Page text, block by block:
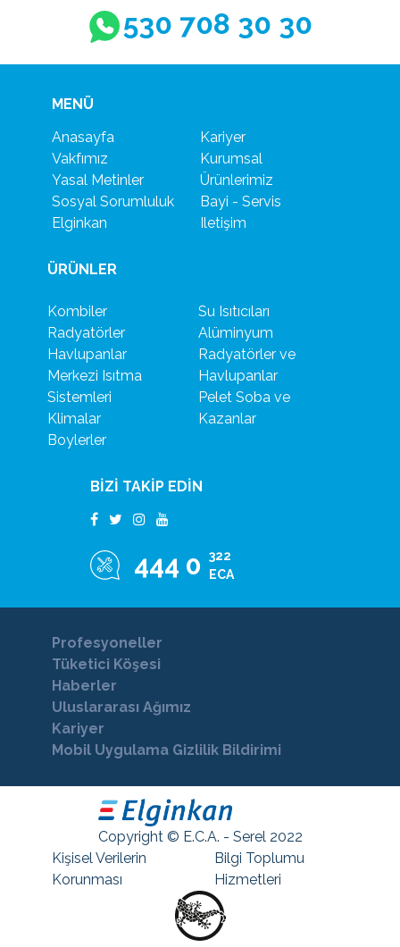
530 708 30 30
MENÜ
Anasayfa
Vakfımız
Yasal Metinler
Sosyal Sorumluluk
Elginkan
Kariyer
Kurumsal
Ürünlerimiz
Bayi - Servis
Iletişim
ÜRÜNLER
Kombiler
Radyatörler
Havlupanlar
Merkezi Isıtma
Sistemleri
Klimalar
Boylerler
Su Isıtıcıları
Alüminyum
Radyatörler ve
Havlupanlar
Pelet Soba ve
Kazanlar
BİZİ TAKİP EDİN
444 0
322
ECA
Profesyoneller
Tüketici Köşesi
Haberler
Uluslararası Ağımız
Kariyer
Mobil Uygulama Gizlilik Bildirimi
Copyright © E.C.A. - Serel 2022
Kişisel Verilerin
Korunması
Bilgi Toplumu
Hizmetleri